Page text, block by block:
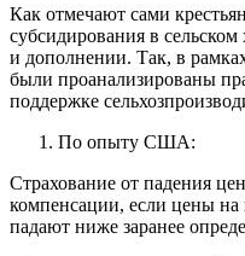
Как отмечают сами
субсидирования в сельском
и дополнении. Так, в
были проанализированы
поддержке
По опыту США:
Страхование от падения
компенсации, если цены на
падают ниже заранее